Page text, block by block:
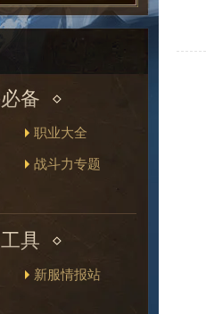
备
职业大全
战斗力专题
具
新服情报站